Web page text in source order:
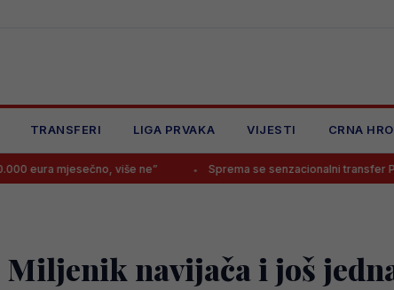
TRANSFERI LIGA PRVAKA VIJESTI CRNA
više ne” Sprema se senzacionalni transfer Perišića?!
navijača i još